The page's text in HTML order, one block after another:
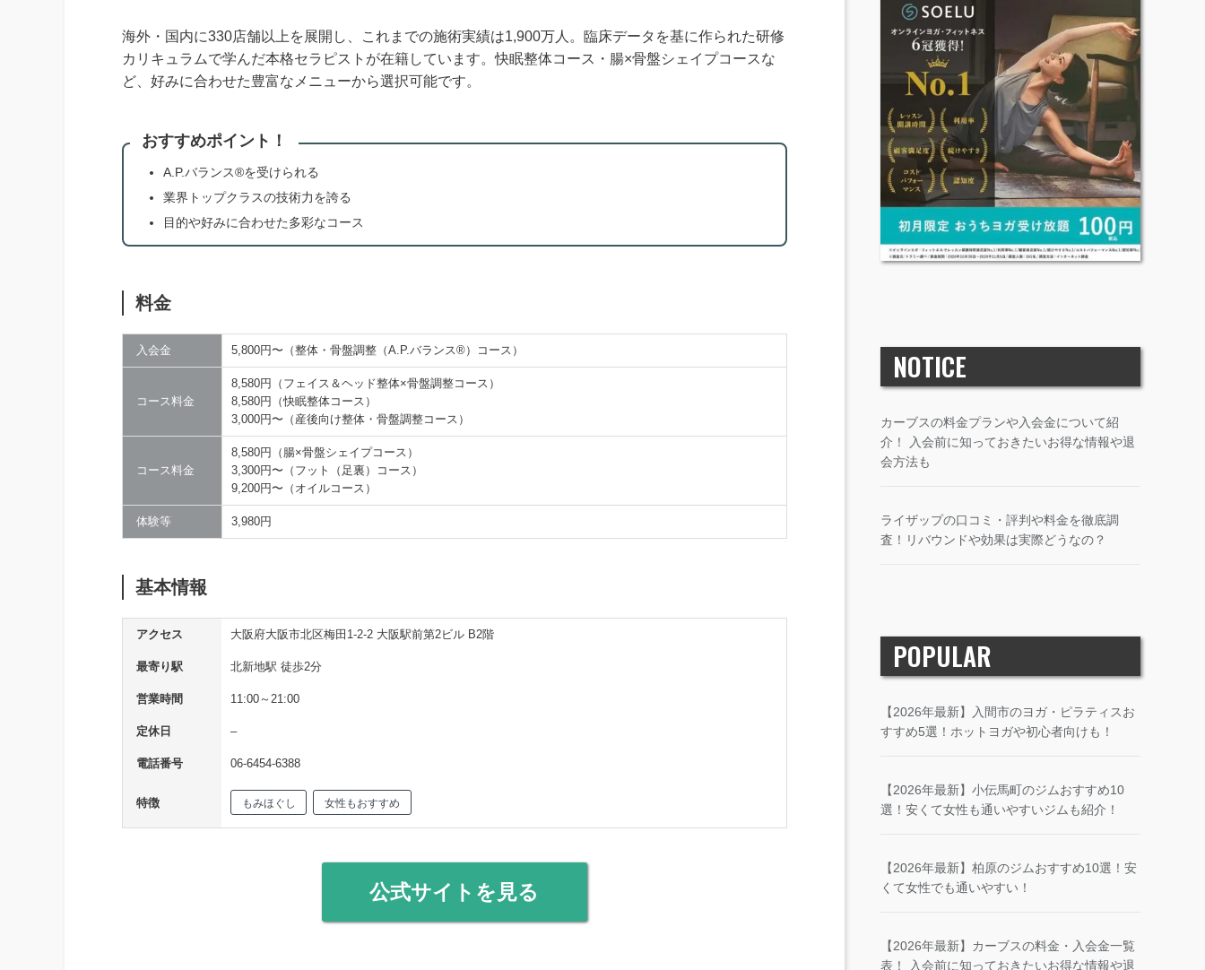
海外・国内に330店舗以上を展開し、これまでの施術実績は1,900万人。臨床データを基に作られた研修
カリキュラムで学んだ本格セラピストが在籍しています。快眠整体コース・腸×骨盤シェイプコースな
ど、好みに合わせた豊富なメニューから選択可能です。
おすすめポイント！
A.P.バランス®を受けられる
業界トップクラスの技術力を誇る
目的や好みに合わせた多彩なコース
料金
入会金 5,800円〜（整体・骨盤調整（A.P.バランス®）コース）
コース料金
8,580円（フェイス＆ヘッド整体×骨盤調整コース）
8,580円（快眠整体コース）
3,000円〜（産後向け整体・骨盤調整コース）
コース料金
8,580円（腸×骨盤シェイプコース）
3,300円〜（フット（足裏）コース）
9,200円〜（オイルコース）
体験等 3,980円
基本情報
アクセス 大阪府大阪市北区梅田1-2-2 大阪駅前第2ビル B2階
最寄り駅 北新地駅 徒歩2分
営業時間 11:00～21:00
定休日 –
電話番号 06-6454-6388
特徴 もみほぐし 女性もおすすめ
公式サイトを見る
NOTICE
カーブスの料金プランや入会金について紹
介！ 入会前に知っておきたいお得な情報や退
会方法も
ライザップの口コミ・評判や料金を徹底調
査！リバウンドや効果は実際どうなの？
POPULAR
【2026年最新】入間市のヨガ・ピラティスお
すすめ5選！ホットヨガや初心者向けも！
【2026年最新】小伝馬町のジムおすすめ10
選！安くて女性も通いやすいジムも紹介！
【2026年最新】柏原のジムおすすめ10選！安
くて女性でも通いやすい！
【2026年最新】カーブスの料金・入会金一覧
表！ 入会前に知っておきたいお得な情報や退